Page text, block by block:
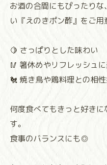
お酒の合間にもぴったり
い『えのきポン酢』をご用
🍋 さっぱりとした味わい
🥢 箸休めやリフレッシュ
🐔 焼き鳥や鶏料理との相
何度食べてもきっと好き
す。
食事のバランスにも◎